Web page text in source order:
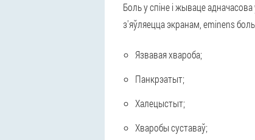
Боль у спіне і жываце
з'яўляецца экранам, eminens
Язвавая хвароба;
Панкрэатыт;
Халецыстыт;
Хваробы суставаў;